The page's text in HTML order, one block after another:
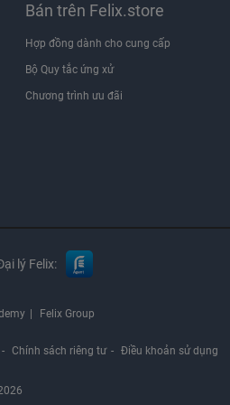
Bán trên Felix.store
Hợp đồng dành cho cung cấp
Bộ Quy tắc ứng xử
Chương trình ưu đãi
lý Felix:
Felix Group
Chính sách riêng tư Điều khoản sử dụng